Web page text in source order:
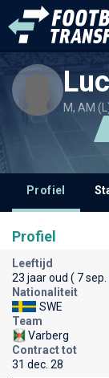
M, AM
Profiel
Profiel
Leeftijd
23 jaar oud ( 7
Nationaliteit
SWE
Team
Varberg
Contract tot
31 dec. 28